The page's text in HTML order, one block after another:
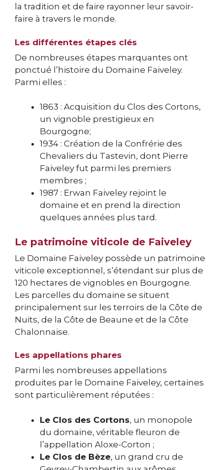
la tradition et de faire rayonner leur savoir-
faire à travers le monde.
Les différentes étapes clés
De nombreuses étapes marquantes ont
ponctué l’histoire du Domaine Faiveley.
Parmi elles :
1863 : Acquisition du Clos des Cortons,
un vignoble prestigieux en
Bourgogne;
1934 : Création de la Confrérie des
Chevaliers du Tastevin, dont Pierre
Faiveley fut parmi les premiers
membres ;
1987 : Erwan Faiveley rejoint le
domaine et en prend la direction
quelques années plus tard.
Le patrimoine viticole de Faiveley
Le Domaine Faiveley possède un patrimoine
viticole exceptionnel, s’étendant sur plus de
120 hectares de vignobles en Bourgogne.
Les parcelles du domaine se situent
principalement sur les terroirs de la Côte de
Nuits, de la Côte de Beaune et de la Côte
Chalonnaise.
Les appellations phares
Parmi les nombreuses appellations
produites par le Domaine Faiveley, certaines
sont particulièrement réputées :
Le Clos des Cortons, un monopole
du domaine, véritable fleuron de
l’appellation Aloxe-Corton ;
Le Clos de Bèze, un grand cru de